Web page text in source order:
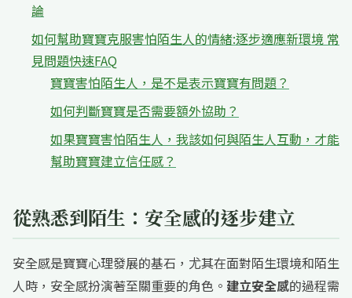
論
如何幫助寶寶克服害怕陌生人的情緒:逐步適應新環境 常
見問題快速FAQ
寶寶害怕陌生人，是不是表示寶寶有問題？
如何判斷寶寶是否需要額外協助？
如果寶寶害怕陌生人，我該如何與陌生人互動，才能
幫助寶寶建立信任感？
從熟悉到陌生：安全感的逐步建立
安全感是寶寶心理發展的基石，尤其在面對陌生環境和陌生
人時，安全感扮演著至關重要的角色。 建立安全感的過程需